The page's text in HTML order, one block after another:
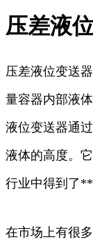
压差液
压差液位变送
量容器内部液
液位变送器通
液体的高度。
行业中得到了**
在市场上有很